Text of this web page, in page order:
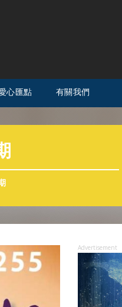
心匯點 有關我們
Advertisement